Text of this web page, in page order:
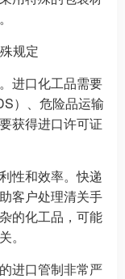
规定
进口化工品需要
）、危险品运输
获得进口许可证
性和效率。快递
客户处理清关手
的化工品，可能
。
进口管制非常严